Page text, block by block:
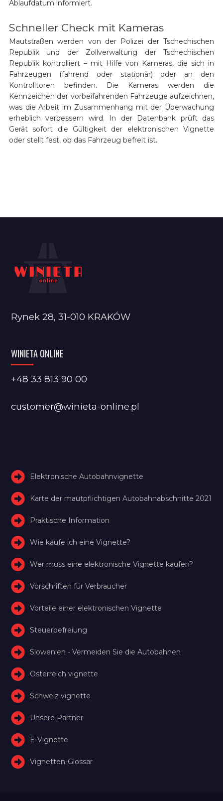
Ablaufdatum informiert.
Schneller Check mit Kameras
Mautstraßen werden von der Polizei der Tschechischen
Republik und der Zollverwaltung der Tschechischen
Republik kontrolliert – mit Hilfe von Kameras, die sich in
Fahrzeugen (fahrend oder stationär) oder an den
Kontrolltoren befinden. Die Kameras werden die
Kennzeichen der vorbeifahrenden Fahrzeuge aufzeichnen,
was die Arbeit im Zusammenhang mit der Überwachung
erheblich verbessern wird. In der Datenbank prüft das
Gerät sofort die Gültigkeit der elektronischen Vignette
oder stellt fest, ob das Fahrzeug befreit ist.
Rynek 28, 31-010 KRAKÓW
WINIETA ONLINE
+48 33 813 90 00
customer@winieta-online.pl
Elektronische Autobahnvignette
Karte der mautpflichtigen Autobahnabschnitte 2021
Praktische Information
Wie kaufe ich eine Vignette?
Wer muss eine elektronische Vignette kaufen?
Vorschriften für Verbraucher
Vorteile einer elektronischen Vignette
Steuerbefreiung
Slowenien - Vermeiden Sie die Autobahnen
Österreich vignette
Schweiz vignette
Unsere Partner
E-Vignette
Vignetten-Glossar